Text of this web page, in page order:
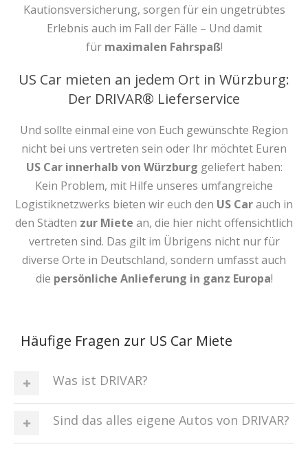
Kautionsversicherung, sorgen für ein ungetrübtes
Erlebnis auch im Fall der Fälle – Und damit
für maximalen Fahrspaß!
US Car mieten an jedem Ort in Würzburg:
Der DRIVAR® Lieferservice
Und sollte einmal eine von Euch gewünschte Region
nicht bei uns vertreten sein oder Ihr möchtet Euren
US Car innerhalb von Würzburg geliefert haben:
Kein Problem, mit Hilfe unseres umfangreiche
Logistiknetzwerks bieten wir euch den US Carauch in
den Städten zur Miete an, die hier nicht offensichtlich
vertreten sind. Das gilt im Übrigens nicht nur für
diverse Orte in Deutschland, sondern umfasst auch
die persönliche Anlieferung in ganz Europa!
Häufige Fragen zur US Car Miete
Was ist DRIVAR?
Sind das alles eigene Autos von DRIVAR?